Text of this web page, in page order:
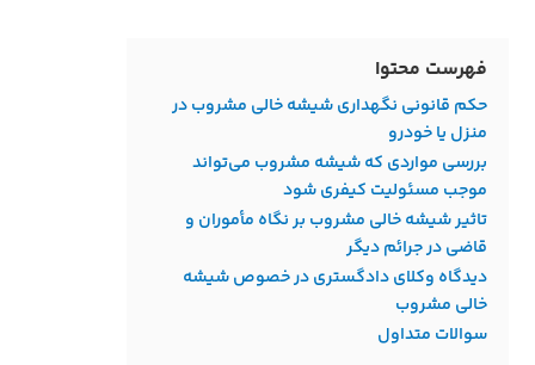
فهرست محتوا
حکم قانونی نگهداری شیشه خالی مشروب در
منزل یا خودرو
بررسی مواردی که شیشه مشروب می‌تواند
موجب مسئولیت کیفری شود
تاثیر شیشه خالی مشروب بر نگاه مأموران و
قاضی در جرائم دیگر
دیدگاه وکلای دادگستری در خصوص شیشه
خالی مشروب
سوالات متداول